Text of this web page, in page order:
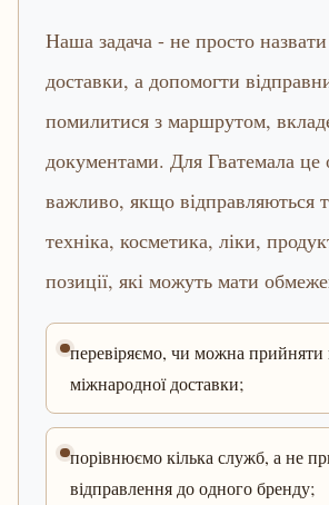
Наша задача - не просто
доставки, а допомогти
помилитися з маршрутом,
документами. Для Гватемала це
важливо, якщо відправляються
техніка, косметика, ліки,
позиції, які можуть мати
перевіряємо, чи можна прийняти
міжнародної доставки;
порівнюємо кілька служб, а не
відправлення до одного бренду;